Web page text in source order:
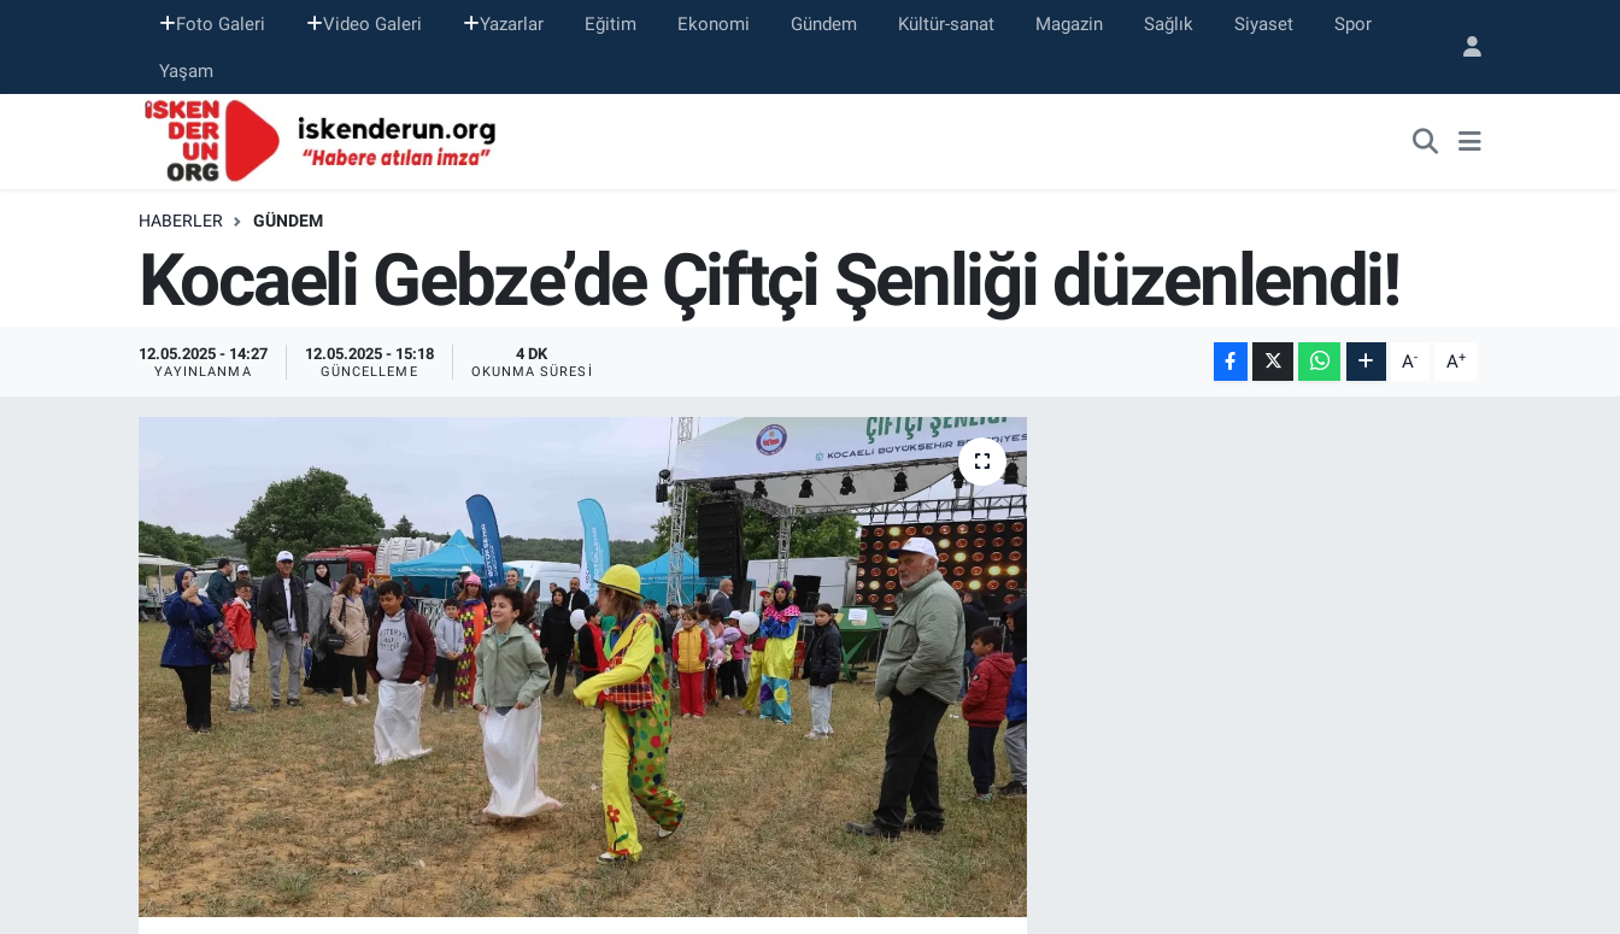
Foto Galeri Video Galeri Yazarlar Eğitim Ekonomi Gündem Kültür-sanat Magazin Sağlık Siyaset Spor
Yaşam
HABERLER GÜNDEM
Kocaeli Gebze’de Çiftçi Şenliği düzenlendi!
12.05.2025 - 14:27
YAYINLANMA
12.05.2025 - 15:18
GÜNCELLEME
4 DK
OKUNMA SÜRESI A- A+